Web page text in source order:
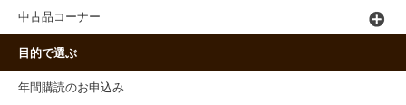
中古品コーナー
目的で選ぶ
年間購読のお申込み